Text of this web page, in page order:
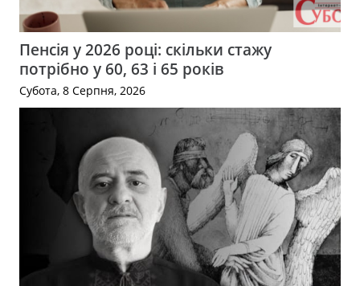
Пенсія у 2026 році: скільки стажу
потрібно у 60, 63 і 65 років
Субота, 8 Серпня, 2026